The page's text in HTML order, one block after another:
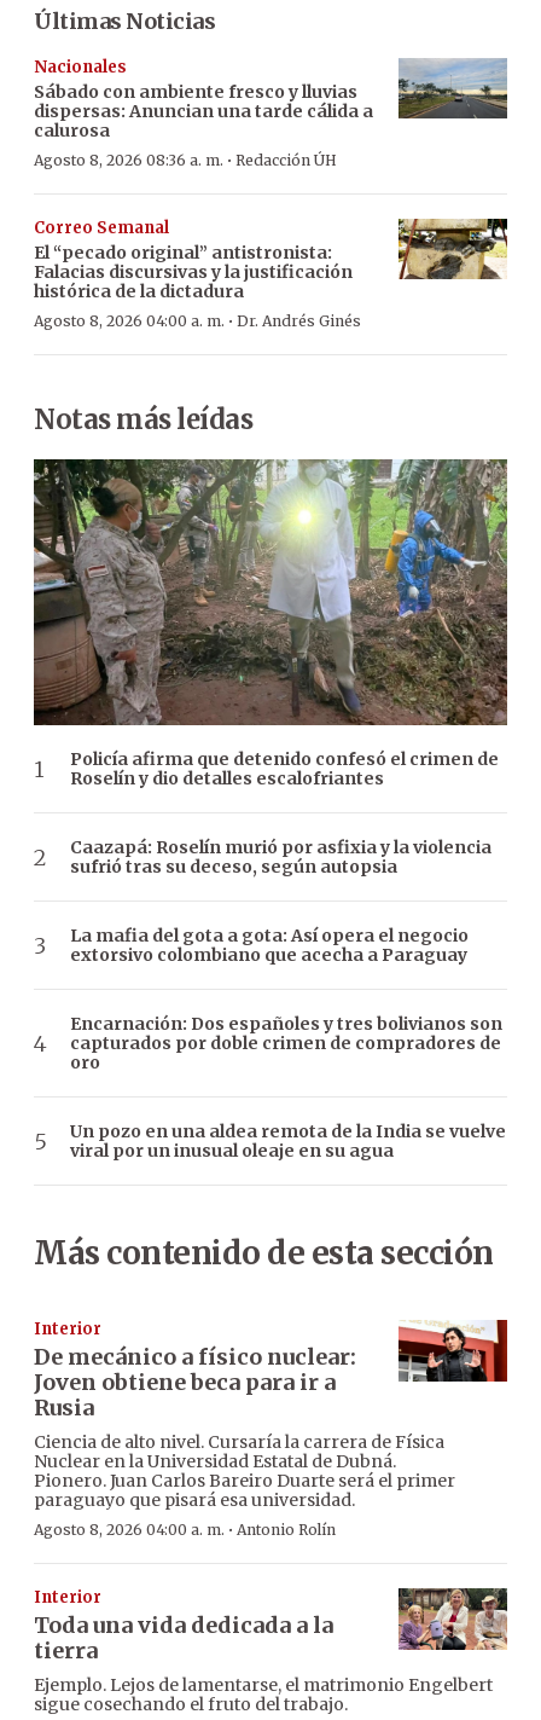
Últimas Noticias
Nacionales
Sábado con ambiente fresco y lluvias
dispersas: Anuncian una tarde cálida a
calurosa
Agosto 8, 2026 08:36 a. m. · Redacción ÚH
Correo Semanal
El “pecado original” antistronista:
Falacias discursivas y la justificación
histórica de la dictadura
Agosto 8, 2026 04:00 a. m. · Dr. Andrés Ginés
Notas más leídas
Policía afirma que detenido confesó el crimen de
Roselín y dio detalles escalofriantes
Caazapá: Roselín murió por asfixia y la violencia
sufrió tras su deceso, según autopsia
La mafia del gota a gota: Así opera el negocio
extorsivo colombiano que acecha a Paraguay
Encarnación: Dos españoles y tres bolivianos son
capturados por doble crimen de compradores de
oro
Un pozo en una aldea remota de la India se vuelve
viral por un inusual oleaje en su agua
Más contenido de esta sección
Interior
De mecánico a físico nuclear:
Joven obtiene beca para ir a
Rusia
Ciencia de alto nivel. Cursaría la carrera de Física
Nuclear en la Universidad Estatal de Dubná.
Pionero. Juan Carlos Bareiro Duarte será el primer
paraguayo que pisará esa universidad.
Agosto 8, 2026 04:00 a. m. · Antonio Rolín
Interior
Toda una vida dedicada a la
tierra
Ejemplo. Lejos de lamentarse, el matrimonio Engelbert
sigue cosechando el fruto del trabajo.